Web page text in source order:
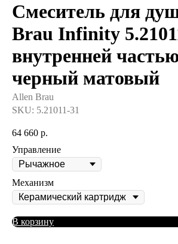
Смеситель для
Brau Infinity
внутренней
черный матовый
Allen Brau
SKU: 5.21011-31
64 660 р.
Управление
Механизм
В корзину